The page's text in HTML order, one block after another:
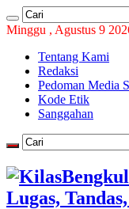
Minggu , Agustus 9
Tentang Kami
Redaksi
Pedoman Media
Kode Etik
Sanggahan
Lugas,